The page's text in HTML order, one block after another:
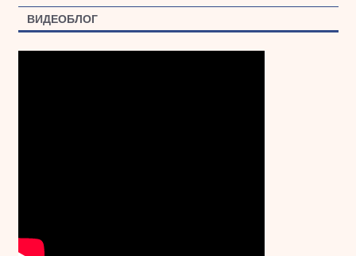
ВИДЕОБЛОГ